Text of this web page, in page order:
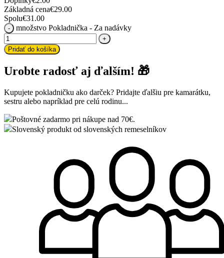
Základná cena€29.00
Spolu€31.00
množstvo Pokladnička - Za nadávky
Pridať do košíka
Urobte radosť aj ďalším! 🎁
Kupujete pokladničku ako darček? Pridajte ďalšiu pre kamarátku,
sestru alebo napríklad pre celú rodinu...
Poštovné zadarmo pri nákupe nad 70€.
Slovenský produkt od slovenských remeselníkov